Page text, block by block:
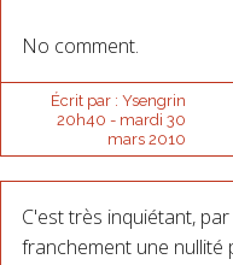
No comment.
Écrit par : Ysengrin
20h40 - mardi 30
mars 2010
C'est très inquiétant,
franchement une nullité